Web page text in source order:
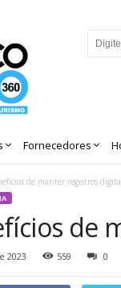
Fornecedores
de manter registros
de
2023 559 0